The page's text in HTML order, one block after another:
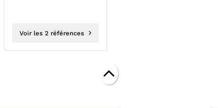
Voir les 2 références